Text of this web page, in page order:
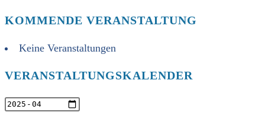
KOMMENDE VERANSTALTUNG
Keine Veranstaltungen
VERANSTALTUNGSKALENDER